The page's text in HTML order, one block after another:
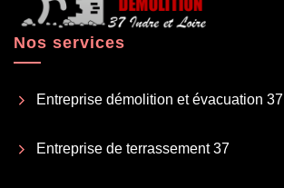
Nos services
Entreprise démolition et évacuation 37
Entreprise de terrassement 37